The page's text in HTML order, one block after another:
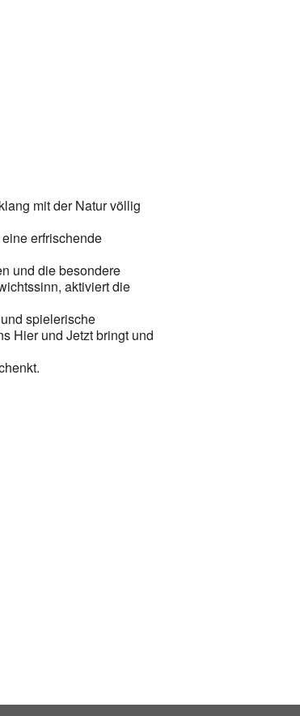
mit der Natur völlig
erfrischende
und die besondere
aktiviert die
spielerische
Hier und Jetzt bringt und